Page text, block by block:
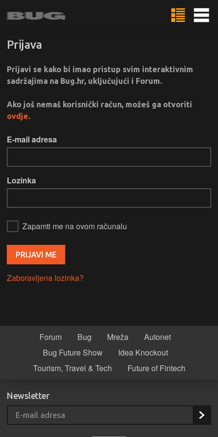
Prijava
Prijavi se kako bi imao pristup svim interaktivnim
sadržajima na Bug.hr, uključujući i Forum.
Ako još nemaš korisnički račun, možeš ga otvoriti
ovdje.
E-mail adresa
Lozinka
Zapamti me na ovom računalu
Zaboravljena lozinka?
Forum Bug Mreža
Autonet
Bug Future Show
Idea Knockout
Tourism, Travel & Tech
Future of Fintech
Newsletter